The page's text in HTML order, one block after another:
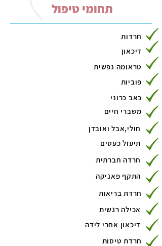
תחומי טיפול
חרדות
דיכאון
טראומה נפשית
פוביות
כאב כרוני
משברי חיים
חולי,אבל ואובדן
תיעול כעסים
חרדה חברתית
התקף פאניקה
חרדת בריאות
אכילה רגשית
דיכאון אחרי לידה
חרדת טיסות